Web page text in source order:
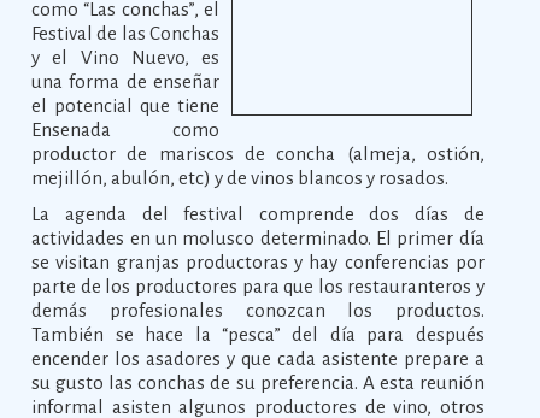
como “Las conchas”, el
Festival de las Conchas
y el Vino Nuevo, es
una forma de enseñar
el potencial que tiene
Ensenada como
productor de mariscos de concha (almeja, ostión,
mejillón, abulón, etc) y de vinos blancos y rosados.
La agenda del festival comprende dos días de
actividades en un molusco determinado. El primer día
se visitan granjas productoras y hay conferencias por
parte de los productores para que los restauranteros y
demás profesionales conozcan los productos.
También se hace la “pesca” del día para después
encender los asadores y que cada asistente prepare a
su gusto las conchas de su preferencia. A esta reunión
informal asisten algunos productores de vino, otros